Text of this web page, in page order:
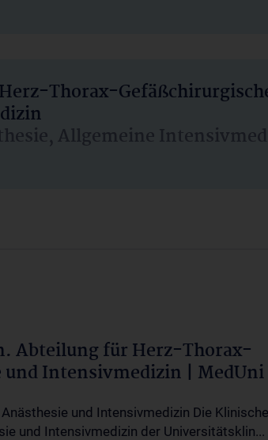
Thorax-
Allgemeine
Abteilung für Herz-Thorax-
Intensivmedizin |
und Intensivmedizin Die
und Intensivmedizin der Universitätsklin...